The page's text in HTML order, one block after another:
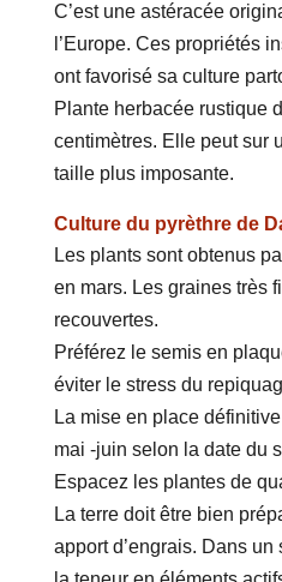
C’est une astéracée
l’Europe. Ces propriétés
ont favorisé sa culture
Plante herbacée rustique
centimètres. Elle peut sur
taille plus imposante.
Culture du pyrèthre de
Les plants sont obtenus
en mars. Les graines très
recouvertes.
Préférez le semis en
éviter le stress du
La mise en place
mai -juin selon la date du
Espacez les plantes de
La terre doit être bien
apport d’engrais. Dans